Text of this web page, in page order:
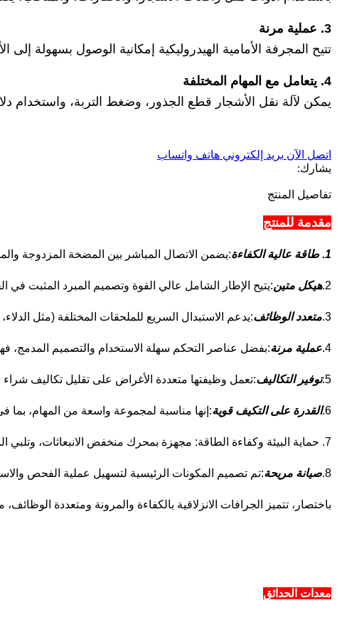
3. عملية مرنة
تتيح المجرفة الأمامية الهيدروليكية إمكانية الوصول بسهولة إلى
4. يتعامل مع المهام المختلفة
يمكن لآلة نقل الأشجار قطع الجذور، وضغط التربة، واستخدام
اتصل الآن بريد إلكتروني هاتف واتساب
يشارك:
تفاصيل المنتج
مقدمة للمنتج
1. طاقة عالية الكفاءة :يضمن الاتصال المباشر بين المضخة المزدوجة
2. هيكل متين:يتيح الإطار الشامل عالي القوة وتصميم المبرد المثبت في
3. متعدد الوظائف:يدعم الاستبدال السريع للملحقات المختلفة (مثل
4. عملية مرنة:بفضل عناصر التحكم سهلة الاستخدام والتصميم المدمج،
5. توفير التكاليف:تعمل وظيفتها متعددة الأغراض على تقليل تكاليف
6. القدرة على التكيف قوية:إنها مناسبة لمجموعة واسعة من المهام، بما
7. حماية البيئة وكفاءة الطاقة: مجهزة بمحرك منخفض الانبعاثات، وتلبي المعايير البيئية الحديثة.
8. صيانة مريحة:تم تصميم المكونات الرئيسية لتسهيل عملية الفحص
باختصار، تتميز الجرافات الانزلاقية بالكفاءة والمرونة ومتعددة
معدات الحدائق